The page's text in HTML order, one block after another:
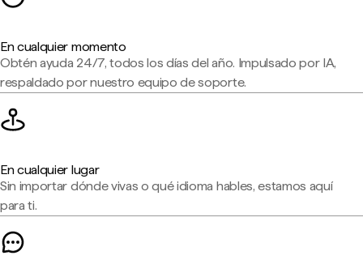
En cualquier momento
Obtén ayuda 24/7, todos los días del año. Impulsado por IA,
respaldado por nuestro equipo de soporte.
En cualquier lugar
Sin importar dónde vivas o qué idioma hables, estamos aquí
para ti.